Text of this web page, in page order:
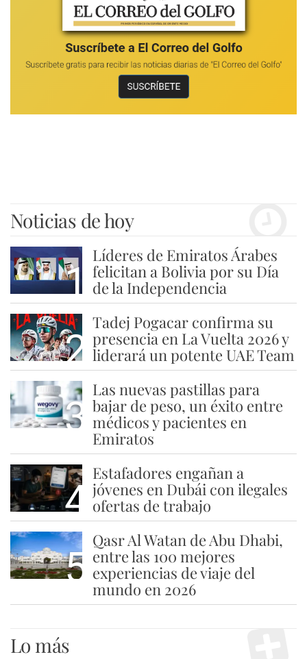
Noticias de hoy
1
Líderes de Emiratos Árabes
felicitan a Bolivia por su Día
de la Independencia
2
Tadej Pogacar confirma su
presencia en La Vuelta 2026 y
liderará un potente UAE Team
3
Las nuevas pastillas para
bajar de peso, un éxito entre
médicos y pacientes en
Emiratos
4
Estafadores engañan a
jóvenes en Dubái con ilegales
ofertas de trabajo
5
Qasr Al Watan de Abu Dhabi,
entre las 100 mejores
experiencias de viaje del
mundo en 2026
Lo más